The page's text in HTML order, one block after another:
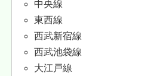
中央線
東西線
西武新宿線
西武池袋線
大江戸線